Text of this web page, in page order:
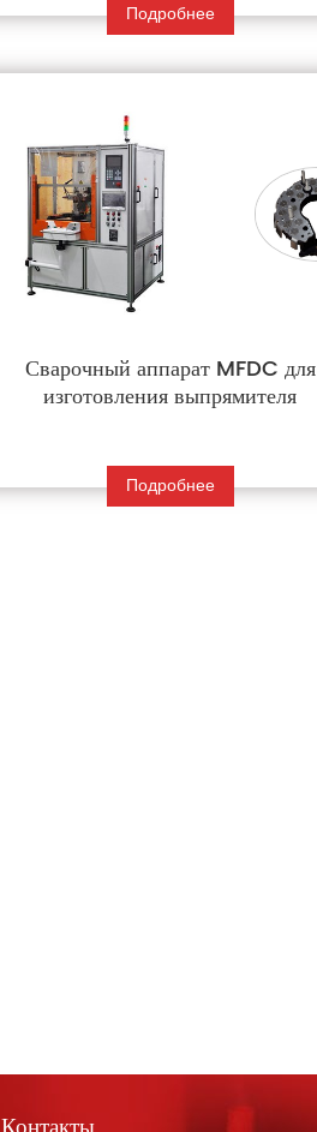
Подробнее
Сварочный аппарат MFDC для
изготовления выпрямителя
Подробнее